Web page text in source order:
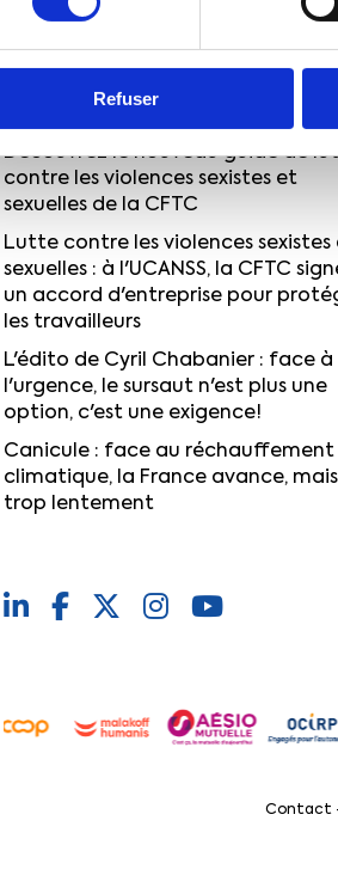
Refuser
Quand syndicalisme et service
Découvrez le nouveau guide de
contre les violences sexistes et
sexuelles de la CFTC
Lutte contre les violences sexistes
sexuelles : à l'UCANSS, la CFTC
un accord d'entreprise pour
les travailleurs
L'édito de Cyril Chabanier : face à
l'urgence, le sursaut n'est plus une
option, c'est une exigence!
Canicule : face au réchauffement
climatique, la France avance, mais
trop lentement
Contact